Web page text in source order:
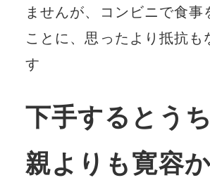
ませんが、コンビニで食事
ことに、思ったより抵抗も
す
下手するとう
親よりも寛容